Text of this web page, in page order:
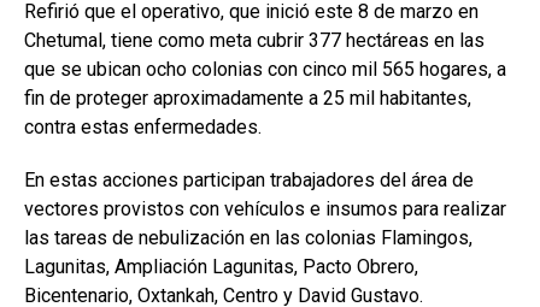
Refirió que el operativo, que inició este 8 de marzo en
Chetumal, tiene como meta cubrir 377 hectáreas en las
que se ubican ocho colonias con cinco mil 565 hogares, a
fin de proteger aproximadamente a 25 mil habitantes,
contra estas enfermedades.
En estas acciones participan trabajadores del área de
vectores provistos con vehículos e insumos para realizar
las tareas de nebulización en las colonias Flamingos,
Lagunitas, Ampliación Lagunitas, Pacto Obrero,
Bicentenario, Oxtankah, Centro y David Gustavo.